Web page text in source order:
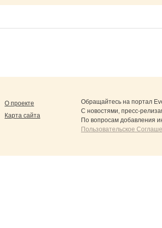
О проекте
Карта сайта
Обращайтесь на портал
С новостями, пресс-
По вопросам добавления
Пользовательское